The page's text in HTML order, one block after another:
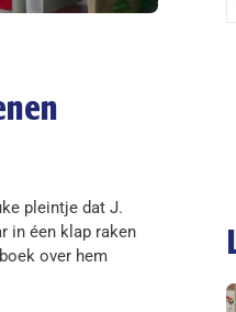
pleintje dat J.
in éen klap raken
over hem